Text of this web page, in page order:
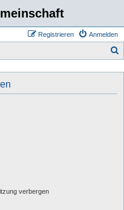
Anmelden
Registrieren
verbergen